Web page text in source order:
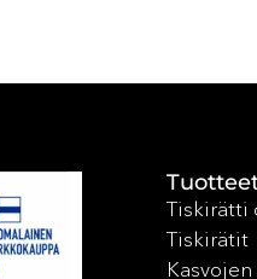
Tiskirätti
Tiskirätit